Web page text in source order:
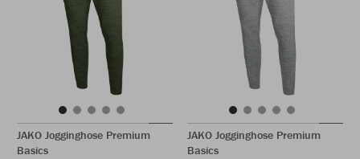
JAKO Jogginghose Premium
Basics
JAKO Jogginghose Premium
Basics